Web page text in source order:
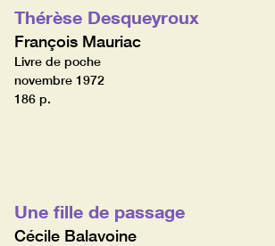
Thérèse Desqueyroux
François Mauriac
Livre de poche
novembre 1972
186 p.
Une fille de passage
Cécile Balavoine